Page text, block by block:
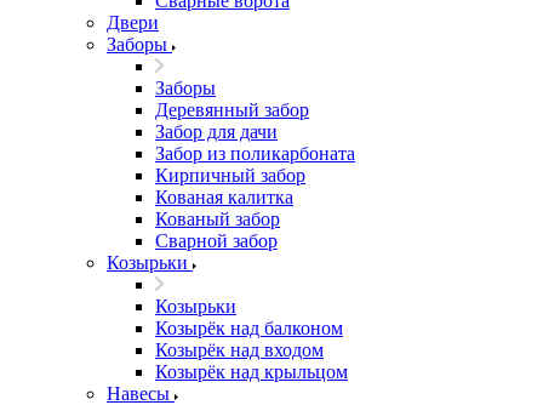
Двери
Заборы
Заборы
Деревянный забор
Забор для дачи
Забор из поликарбоната
Кирпичный забор
Кованая калитка
Кованый забор
Сварной забор
Козырьки
Козырьки
Козырёк над балконом
Козырёк над входом
Козырёк над крыльцом
Навесы